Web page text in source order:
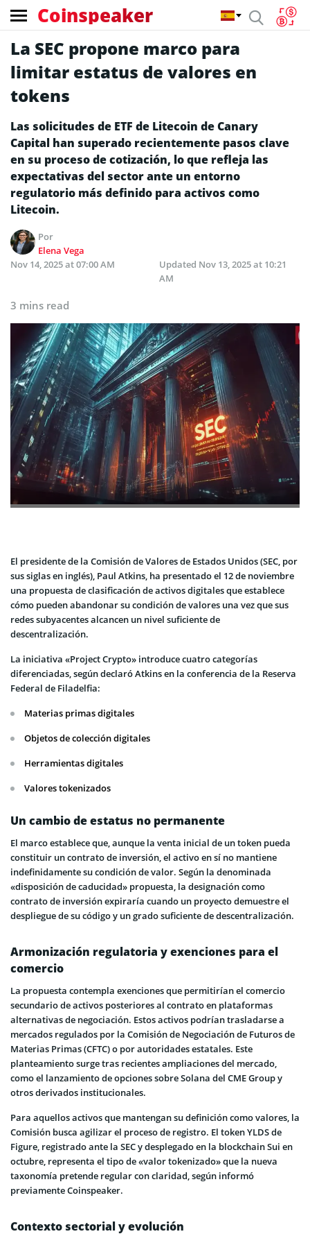
Coinspeaker
La SEC propone marco para
limitar estatus de valores en
tokens
Las solicitudes de ETF de Litecoin de Canary
Capital han superado recientemente pasos clave
en su proceso de cotización, lo que refleja las
expectativas del sector ante un entorno
regulatorio más definido para activos como
Litecoin.
Por
Elena Vega
Nov 14, 2025 at 07:00 AM
Updated Nov 13, 2025 at 10:21
AM
3 mins read
El presidente de la Comisión de Valores de Estados Unidos (SEC, por
sus siglas en inglés), Paul Atkins, ha presentado el 12 de noviembre
una propuesta de clasificación de activos digitales que establece
cómo pueden abandonar su condición de valores una vez que sus
redes subyacentes alcancen un nivel suficiente de
descentralización.
La iniciativa «Project Crypto» introduce cuatro categorías
diferenciadas, según declaró Atkins en la conferencia de la Reserva
Federal de Filadelfia:
Materias primas digitales
Objetos de colección digitales
Herramientas digitales
Valores tokenizados
Un cambio de estatus no permanente
El marco establece que, aunque la venta inicial de un token pueda
constituir un contrato de inversión, el activo en sí no mantiene
indefinidamente su condición de valor. Según la denominada
«disposición de caducidad» propuesta, la designación como
contrato de inversión expiraría cuando un proyecto demuestre el
despliegue de su código y un grado suficiente de descentralización.
Armonización regulatoria y exenciones para el
comercio
La propuesta contempla exenciones que permitirían el comercio
secundario de activos posteriores al contrato en plataformas
alternativas de negociación. Estos activos podrían trasladarse a
mercados regulados por la Comisión de Negociación de Futuros de
Materias Primas (CFTC) o por autoridades estatales. Este
planteamiento surge tras recientes ampliaciones del mercado,
como el lanzamiento de opciones sobre Solana del CME Group y
otros derivados institucionales.
Para aquellos activos que mantengan su definición como valores, la
Comisión busca agilizar el proceso de registro. El token YLDS de
Figure, registrado ante la SEC y desplegado en la blockchain Sui en
octubre, representa el tipo de «valor tokenizado» que la nueva
taxonomía pretende regular con claridad, según informó
previamente Coinspeaker.
Contexto sectorial y evolución